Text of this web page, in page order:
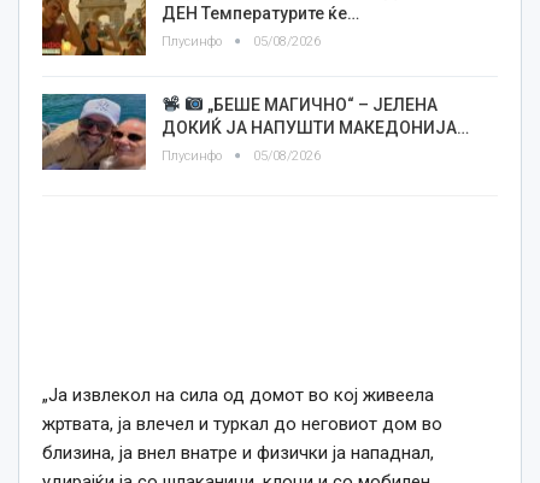
ДЕН Температурите ќе…
Плусинфо 05/08/2026
„БЕШЕ МАГИЧНО“ – ЈЕЛЕНА
ДОКИЌ ЈА НАПУШТИ МАКЕДОНИЈА…
Плусинфо 05/08/2026
„Ја извлекол на сила од домот во кој живеела
жртвата, ја влечел и туркал до неговиот дом во
близина, ја внел внатре и физички ја нападнал,